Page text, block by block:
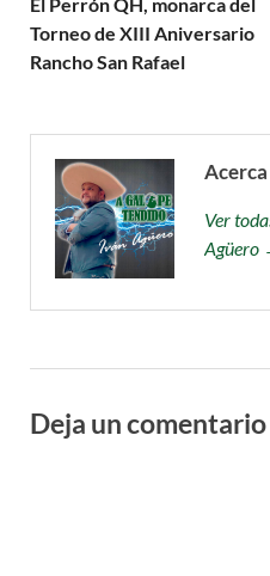
Torneo de XIII Aniversario
Rancho San Rafael
Ver
Agüero
Deja un comentario